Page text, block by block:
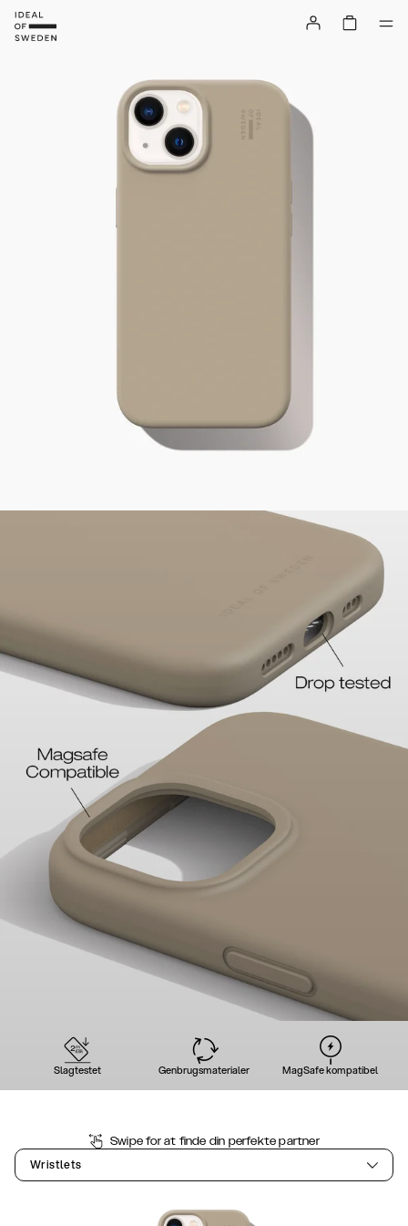
Slagtestet Genbrugsmaterialer MagSafe kompatibel
Swipe for at finde din perfekte partner
Wristlets